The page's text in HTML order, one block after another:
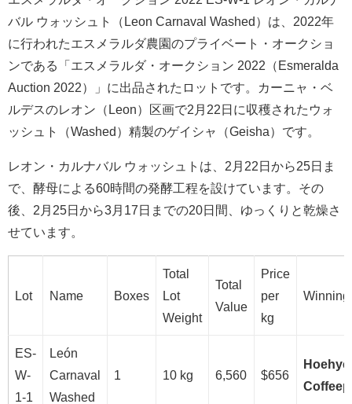
バル ウォッシュト（Leon Carnaval Washed）は、2022年
に行われたエスメラルダ農園のプライベート・オークショ
ンである「エスメラルダ・オークション 2022（Esmeralda
Auction 2022）」に出品されたロットです。カーニャ・ベ
ルデスのレオン（Leon）区画で2月22日に収穫されたウォ
ッシュト（Washed）精製のゲイシャ（Geisha）です。
レオン・カルナバル ウォッシュトは、2月22日から25日ま
で、酵母による60時間の発酵工程を設けています。その
後、2月25日から3月17日までの20日間、ゆっくりと乾燥さ
せています。
Lot Name Boxes
Total
Lot
Weight
Total
Value
Price
per
kg
ES-
W-
1-1
León
Carnaval
Washed
1 10 kg 6,560 $656